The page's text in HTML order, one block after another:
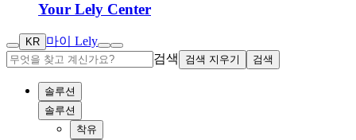
Your Lely Center
KR 마이 Lely
검색
검색 지우기 검색
솔루션
솔루션
착유